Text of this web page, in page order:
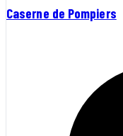
Caserne de Pompiers